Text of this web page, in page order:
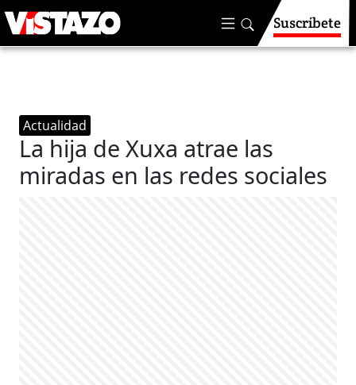
Suscríbete
Actualidad
La hija de Xuxa atrae las
miradas en las redes sociales